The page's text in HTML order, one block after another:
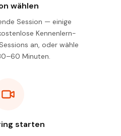
wählen
Session — einige
Kennenlern-
an, oder wähle
Minuten.
starten